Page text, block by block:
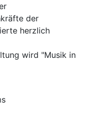
der
herzlich
wird "Musik in